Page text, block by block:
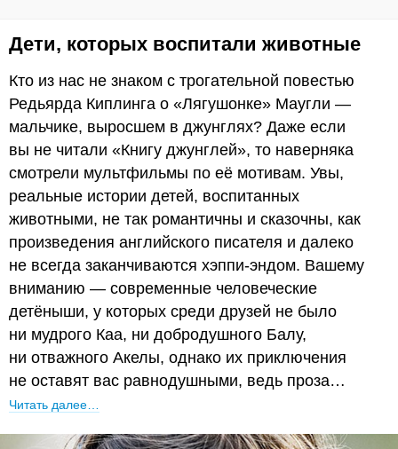
Дети, которых воспитали животные
Кто из нас не знаком с трогательной повестью
Редьярда Киплинга о «Лягушонке» Маугли —
мальчике, выросшем в джунглях? Даже если
вы не читали «Книгу джунглей», то наверняка
смотрели мультфильмы по её мотивам. Увы,
реальные истории детей, воспитанных
животными, не так романтичны и сказочны, как
произведения английского писателя и далеко
не всегда заканчиваются хэппи-эндом. Вашему
вниманию — современные человеческие
детёныши, у которых среди друзей не было
ни мудрого Каа, ни добродушного Балу,
ни отважного Акелы, однако их приключения
не оставят вас равнодушными, ведь проза…
Читать далее…